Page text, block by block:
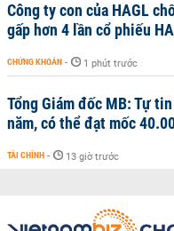
Công ty con của HAGL
gấp hơn 4 lần cổ phiếu
CHỨNG KHOÁN - 1 phút trước
Tổng Giám đốc MB: Tự
năm, có thể đạt mốc
TÀI CHÍNH - 13 giờ trước